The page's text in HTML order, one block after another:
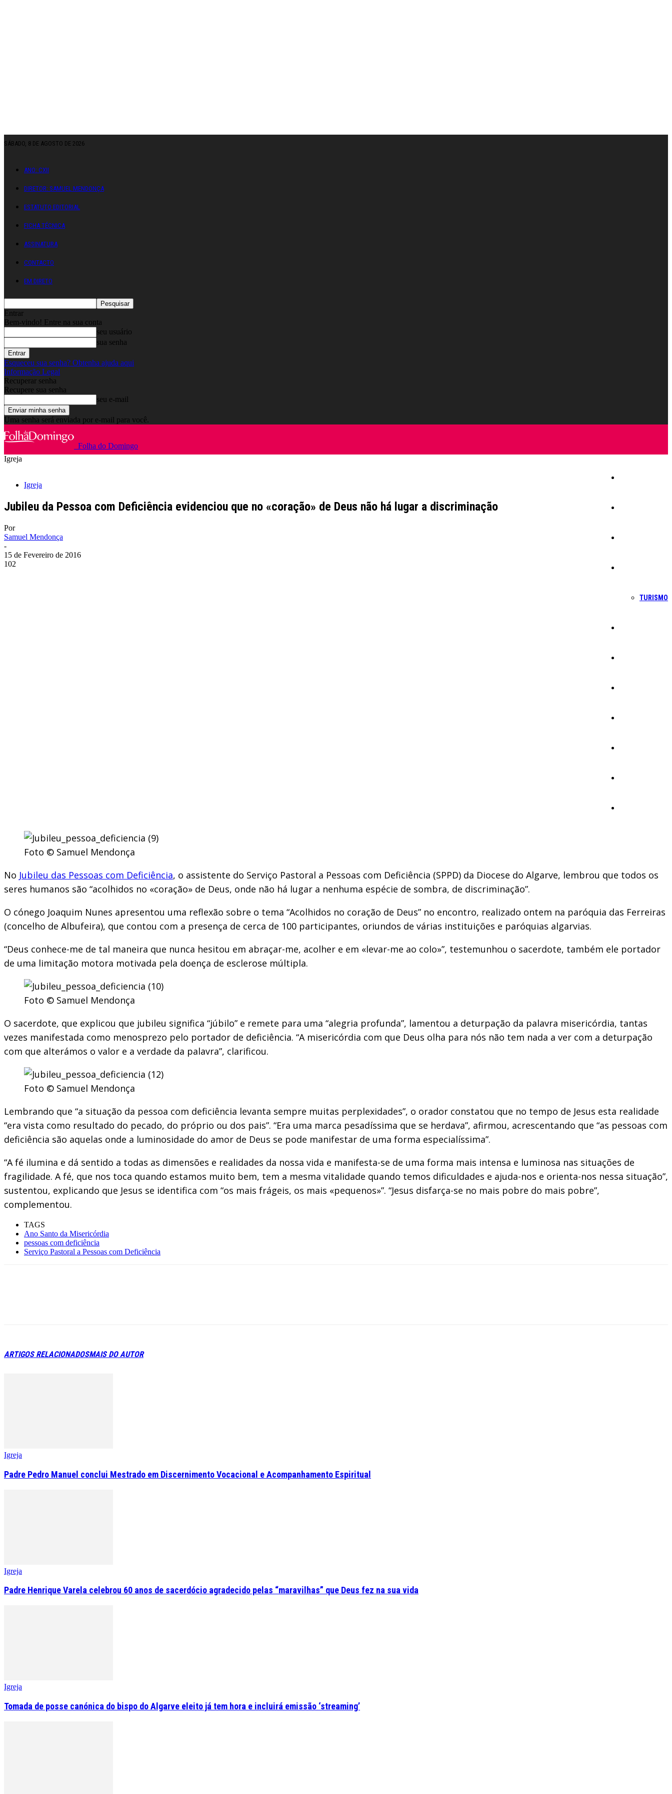
SÁBADO, 8 DE AGOSTO DE 2026
ANO: CXII
DIRETOR: SAMUEL MENDONÇA
ESTATUTO EDITORIAL
FICHA TÉCNICA
ASSINATURA
CONTACTO
EM DIRETO
Entrar
Bem-vindo! Entre na sua conta
seu usuário
sua senha
Esqueceu sua senha? Obtenha ajuda aqui
Informação Legal
Recuperar senha
Recupere sua senha
seu e-mail
Uma senha será enviada por e-mail para você.
Folha do Domingo
TURISMO
Igreja
Igreja
Jubileu da Pessoa com Deficiência evidenciou que no «coração» de Deus não há lugar a discriminação
Por
Samuel Mendonça
-
15 de Fevereiro de 2016
102
Foto © Samuel Mendonça
No Jubileu das Pessoas com Deficiência, o assistente do Serviço Pastoral a Pessoas com Deficiência (SPPD) da Diocese do Algarve, lembrou que todos os
seres humanos são “acolhidos no «coração» de Deus, onde não há lugar a nenhuma espécie de sombra, de discriminação”.
O cónego Joaquim Nunes apresentou uma reflexão sobre o tema “Acolhidos no coração de Deus” no encontro, realizado ontem na paróquia das Ferreiras
(concelho de Albufeira), que contou com a presença de cerca de 100 participantes, oriundos de várias instituições e paróquias algarvias.
“Deus conhece-me de tal maneira que nunca hesitou em abraçar-me, acolher e em «levar-me ao colo»”, testemunhou o sacerdote, também ele portador
de uma limitação motora motivada pela doença de esclerose múltipla.
Foto © Samuel Mendonça
O sacerdote, que explicou que jubileu significa “júbilo” e remete para uma “alegria profunda”, lamentou a deturpação da palavra misericórdia, tantas
vezes manifestada como menosprezo pelo portador de deficiência. “A misericórdia com que Deus olha para nós não tem nada a ver com a deturpação
com que alterámos o valor e a verdade da palavra”, clarificou.
Foto © Samuel Mendonça
Lembrando que “a situação da pessoa com deficiência levanta sempre muitas perplexidades”, o orador constatou que no tempo de Jesus esta realidade
“era vista como resultado do pecado, do próprio ou dos pais”. “Era uma marca pesadíssima que se herdava”, afirmou, acrescentando que “as pessoas com
deficiência são aquelas onde a luminosidade do amor de Deus se pode manifestar de uma forma especialíssima”.
“A fé ilumina e dá sentido a todas as dimensões e realidades da nossa vida e manifesta-se de uma forma mais intensa e luminosa nas situações de
fragilidade. A fé, que nos toca quando estamos muito bem, tem a mesma vitalidade quando temos dificuldades e ajuda-nos e orienta-nos nessa situação”,
sustentou, explicando que Jesus se identifica com “os mais frágeis, os mais «pequenos»”. “Jesus disfarça-se no mais pobre do mais pobre”,
complementou.
TAGS
Ano Santo da Misericórdia
pessoas com deficiência
Serviço Pastoral a Pessoas com Deficiência
ARTIGOS RELACIONADOSMAIS DO AUTOR
Igreja
Padre Pedro Manuel conclui Mestrado em Discernimento Vocacional e Acompanhamento Espiritual
Igreja
Padre Henrique Varela celebrou 60 anos de sacerdócio agradecido pelas “maravilhas” que Deus fez na sua vida
Igreja
Tomada de posse canónica do bispo do Algarve eleito já tem hora e incluirá emissão ‘streaming’